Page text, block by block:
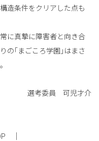
造条件をクリアした点も
に真摯に障害者と向き合
の｢まごころ学園｣はまさ
選考委員 可児才介
｜